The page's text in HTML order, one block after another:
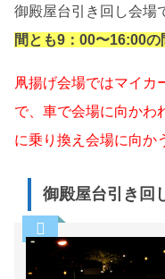
御殿屋台引き回し会場
間とも9：00〜16:00の
凧揚げ会場ではマイカ
で、車で会場に向かわ
に乗り換え会場に向か
御殿屋台引き回